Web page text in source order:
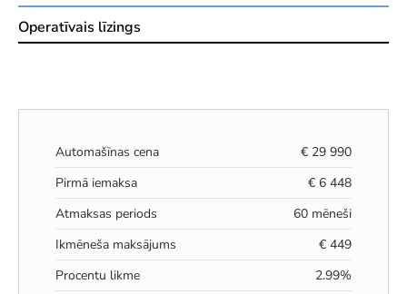
Operatīvais līzings
Automašīnas cena € 29 990
Pirmā iemaksa
€ 6 448
Atmaksas periods
60 mēneši
Ikmēneša maksājums
€ 449
Procentu likme
2.99%